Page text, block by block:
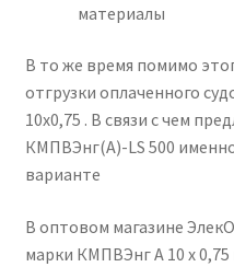
материалы
В то же время помимо
отгрузки оплаченного
10х0,75 . В связи с чем
КМПВЭнг(А)-LS 500
варианте
В оптовом магазине
марки КМПВЭнг А 10 х